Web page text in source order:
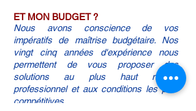
ET MON BUDGET ?
Nous avons conscience de vos
impératifs de maîtrise budgétaire. Nos
vingt cinq années d'expérience nous
permettent de vous proposer des
solutions au plus haut niveau
professionnel et aux conditions les plus
compétitives